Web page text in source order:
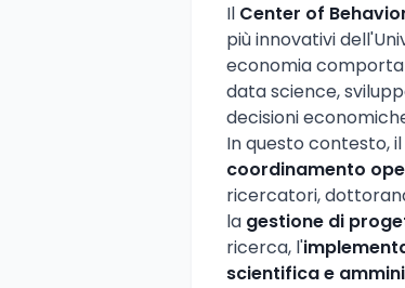
Il Center of
più innovativi
economia
data science,
decisioni
In questo contesto,
coordinamento
ricercatori,
la gestione di
ricerca, l'
scientifica e